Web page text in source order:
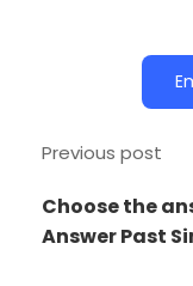
Previous post
Choose the
Answer Past